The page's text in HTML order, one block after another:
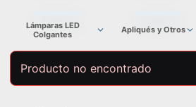
Lámparas LED
Colgantes
Apliqués y Otros
Producto no encontrado